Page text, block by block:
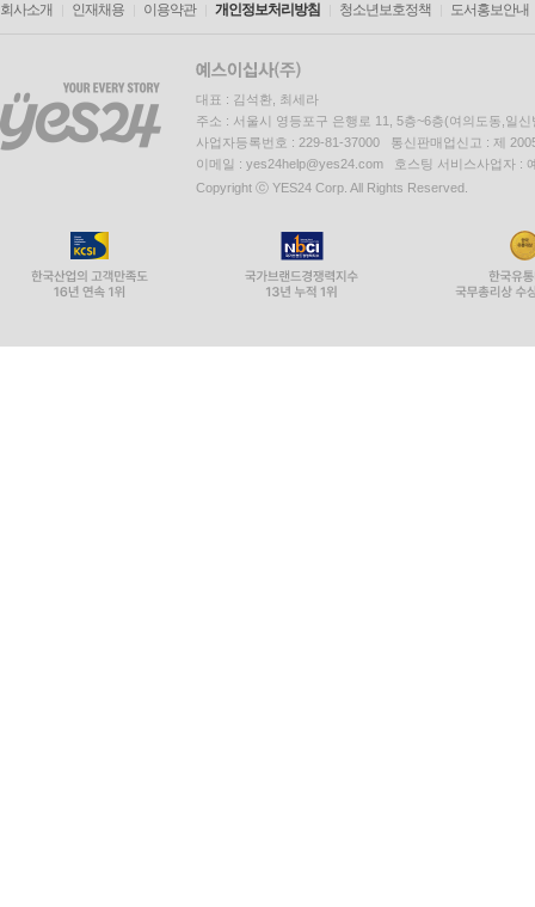
회사소개 인재채용 이용약관 개인정보처리방침 청소년보호정책 도서홍보안내
대표 : 김석환, 최세라
주소 : 서울시 영등포구 은행로 11, 5층~6층(여의도동,일신
사업자등록번호 : 229-81-37000 통신판매업신고 : 제
이메일 : yes24help@yes24.com 호스팅 서비스사업자 :
Copyright ⓒ YES24 Corp. All Rights Reserved.